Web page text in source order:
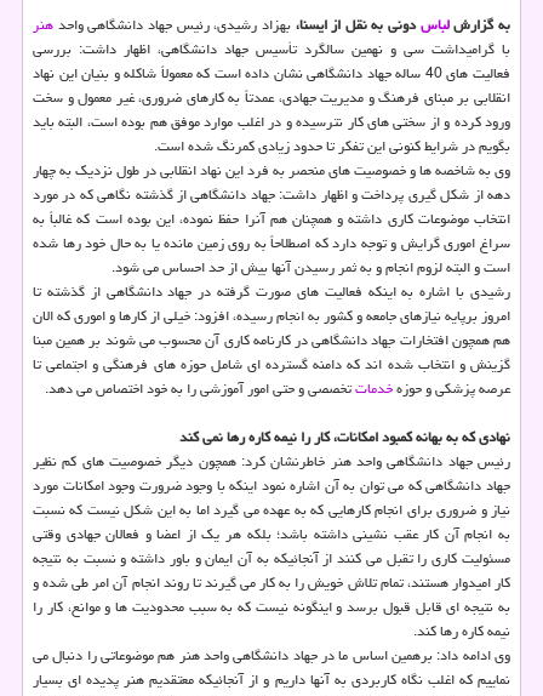
به گزارشلباسدونی به نقل از ایسنا،بهزاد رشیدی، رئیس جهاد دانشگاهی واحدهنر
با گرامیداشت سی و نهمین سالگرد تأسیس جهاد دانشگاهی، اظهار داشت: بررسی
فعالیت های 40 ساله جهاد دانشگاهی نشان داده است كه معمولاً شاكله و بنیان این نهاد
انقلابی بر مبنای فرهنگ و مدیریت جهادی، عمدتاً به كارهای ضروری، غیر معمول و سخت
ورود كرده و از سختی های كار نترسیده و در اغلب موارد موفق هم بوده است، البته باید
بگویم در شرایط كنونی این تفكر تا حدود زیادی كمرنگ شده است.
وی به شاخصه ها و خصوصیت های منحصر به فرد این نهاد انقلابی در طول نزدیك به چهار
دهه از شكل گیری پرداخت و اظهار داشت: جهاد دانشگاهی از گذشته نگاهی كه در مورد
انتخاب موضوعات كاری داشته و همچنان هم آنرا حفظ نموده، این بوده است كه غالباً به
سراغ اموری گرایش و توجه دارد كه اصطلاحاً به روی زمین مانده یا به حال خود رها شده
است و البته لزوم انجام و به ثمر رسیدن آنها بیش از حد احساس می شود.
رشیدی با اشاره به اینكه فعالیت های صورت گرفته در جهاد دانشگاهی از گذشته تا
امروز برپایه نیازهای جامعه و كشور به انجام رسیده، افزود: خیلی از كارها و اموری كه الان
هم همچون افتخارات جهاد دانشگاهی در كارنامه كاری آن محسوب می شوند بر همین مبنا
گزینش و انتخاب شده اند كه دامنه گسترده ای شامل حوزه های فرهنگی و اجتماعی تا
عرصه پزشكی و حوزهخدماتتخصصی و حتی امور آموزشی را به خود اختصاص می دهد.
نهادی كه به بهانه كمبود امكانات، كار را نیمه كاره رها نمی كند
رئیس جهاد دانشگاهی واحد هنر خاطرنشان كرد: همچون دیگر خصوصیت های كم نظیر
جهاد دانشگاهی كه می توان به آن اشاره نمود اینكه با وجود ضرورت وجود امكانات مورد
نیاز و ضروری برای انجام كارهایی كه به عهده می گیرد اما به این شكل نیست كه نسبت
به انجام آن كار عقب نشینی داشته باشد؛ بلكه هر یك از اعضا و فعالان جهادی وقتی
مسئولیت كاری را تقبل می كنند از آنجائیكه به آن ایمان و باور داشته و نسبت به نتیجه
كار امیدوار هستند، تمام تلاش خویش را به كار می گیرند تا روند انجام آن امر طی شده و
به نتیجه ای قابل قبول برسد و اینگونه نیست كه به سبب محدودیت ها و موانع، كار را
نیمه كاره رها كند.
وی ادامه داد: برهمین اساس ما در جهاد دانشگاهی واحد هنر هم موضوعاتی را دنبال می
نماییم كه اغلب نگاه كاربردی به آنها داریم و از آنجائیكه معتقدیم هنر پدیده ای بسیار